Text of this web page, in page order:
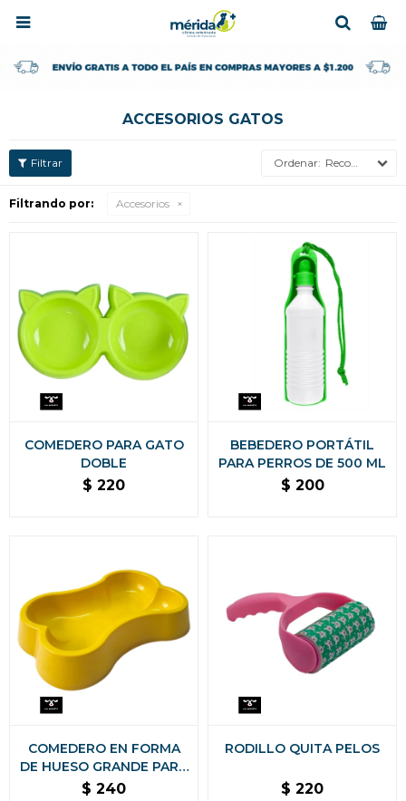

ACCESORIOS GATOS
Recomendados
Filtrando por: Accesorios
COMEDERO PARA GATO
DOBLE
$ 220
BEBEDERO PORTÁTIL
PARA PERROS DE 500 ML
$ 200
COMEDERO EN FORMA
DE HUESO GRANDE PARA
PERRO
$ 240
RODILLO QUITA PELOS
$ 220